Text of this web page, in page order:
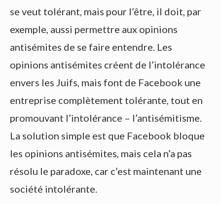
se veut tolérant, mais pour l’être, il doit, par
exemple, aussi permettre aux opinions
antisémites de se faire entendre. Les
opinions antisémites créent de l’intolérance
envers les Juifs, mais font de Facebook une
entreprise complètement tolérante, tout en
promouvant l’intolérance – l’antisémitisme.
La solution simple est que Facebook bloque
les opinions antisémites, mais cela n’a pas
résolu le paradoxe, car c’est maintenant une
société intolérante.